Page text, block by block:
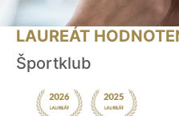
LAUREÁT
Športklub